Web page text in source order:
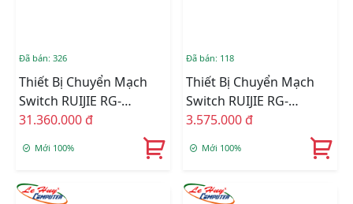
Đã bán: 326
Thiết Bị Chuyển Mạch
Switch RUIJIE RG-
S5760C-24GT8XS-X 24-
Port 10/100/1000BASE-T
+ 8-Port 1G/10G SFP+
31.360.000 đ
Mới 100%
Đã bán: 118
Thiết Bị Chuyển Mạch
Switch RUIJIE RG-
EG310GH-E 10-Port High
Managed
3.575.000 đ
Mới 100%